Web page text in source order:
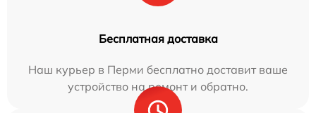
Бесплатная доставка
Наш курьер в Перми бесплатно доставит ваше
устройство на ремонт и обратно.